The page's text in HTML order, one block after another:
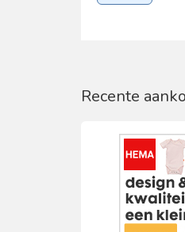
Recente